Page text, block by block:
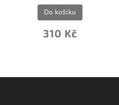
310 Kč
Do košíku